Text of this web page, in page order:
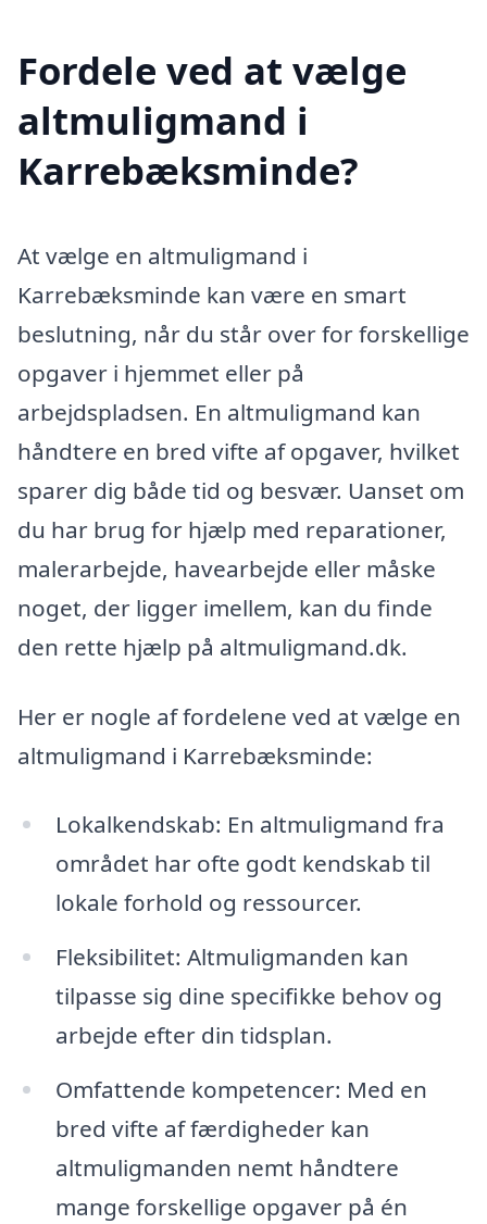
Fordele ved at vælge
altmuligmand i
Karrebæksminde?
At vælge en altmuligmand i
Karrebæksminde kan være en smart
beslutning, når du står over for forskellige
opgaver i hjemmet eller på
arbejdspladsen. En altmuligmand kan
håndtere en bred vifte af opgaver, hvilket
sparer dig både tid og besvær. Uanset om
du har brug for hjælp med reparationer,
malerarbejde, havearbejde eller måske
noget, der ligger imellem, kan du finde
den rette hjælp på altmuligmand.dk.
Her er nogle af fordelene ved at vælge en
altmuligmand i Karrebæksminde:
Lokalkendskab: En altmuligmand fra
området har ofte godt kendskab til
lokale forhold og ressourcer.
Fleksibilitet: Altmuligmanden kan
tilpasse sig dine specifikke behov og
arbejde efter din tidsplan.
Omfattende kompetencer: Med en
bred vifte af færdigheder kan
altmuligmanden nemt håndtere
mange forskellige opgaver på én